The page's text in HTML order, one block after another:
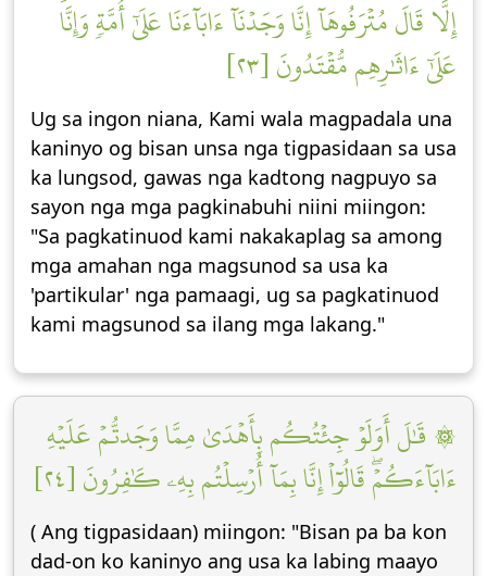
إِلَّا قَالَ مُتۡرَفُوهَآ إِنَّا وَجَدۡنَآ ءَابَآءَنَا عَلَىٰٓ أُمَّةٖ وَإِنَّا
عَلَىٰٓ ءَاثَٰرِهِم مُّقۡتَدُونَ [٢٣]
Ug sa ingon niana, Kami wala magpadala una
kaninyo og bisan unsa nga tigpasidaan sa usa
ka lungsod, gawas nga kadtong nagpuyo sa
sayon ​​nga mga pagkinabuhi niini miingon:
"Sa pagkatinuod kami nakakaplag sa among
mga amahan nga magsunod sa usa ka
'partikular' nga pamaagi, ug sa pagkatinuod
kami magsunod sa ilang mga lakang."
۞ قَٰلَ أَوَلَوۡ جِئۡتُكُم بِأَهۡدَىٰ مِمَّا وَجَدتُّمۡ عَلَيۡهِ
ءَابَآءَكُمۡۖ قَالُوٓاْ إِنَّا بِمَآ أُرۡسِلۡتُم بِهِۦ كَٰفِرُونَ [٢٤]
( Ang tigpasidaan) miingon: "Bisan pa ba kon
dad-on ko kaninyo ang usa ka labing maayo